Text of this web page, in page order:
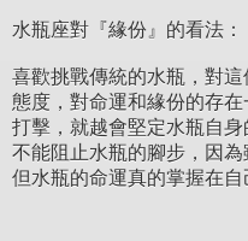
水瓶座對『緣份』的看法：
喜歡挑戰傳統的水瓶，對
態度，對命運和緣份的存
打擊，就越會堅定水瓶自
不能阻止水瓶的腳步，因為
但水瓶的命運真的掌握在自